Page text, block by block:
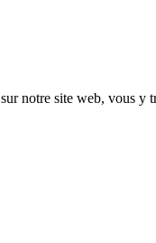
sur notre site web, vous y